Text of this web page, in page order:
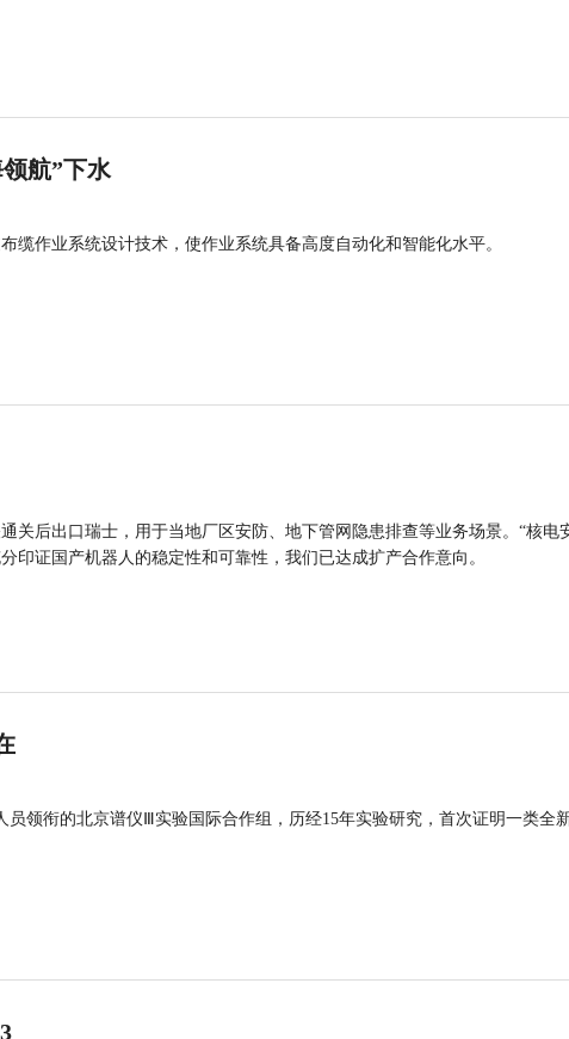
航”下水
缆作业系统设计技术，使作业系统具备高度自动化和智能化水平。
关后出口瑞士，用于当地厂区安防、地下管网隐患排查等业务场景。“核电
印证国产机器人的稳定性和可靠性，我们已达成扩产合作意向。
领衔的北京谱仪Ⅲ实验国际合作组，历经15年实验研究，首次证明一类全